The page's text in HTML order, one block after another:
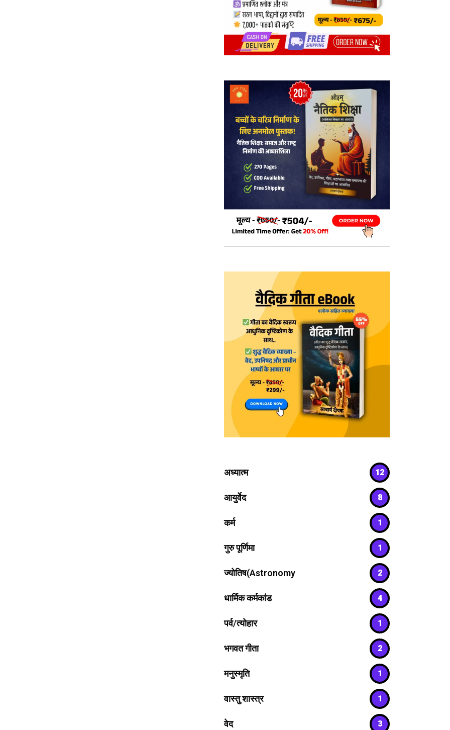
अध्यात्म 12
आयुर्वेद 8
कर्म 1
गुरु पूर्णिमा 1
ज्योतिष(Astronomy 2
धार्मिक कर्मकांड 4
पर्व/त्योहार 1
भगवत गीता 2
मनुस्मृति 1
वास्तु शास्त्र 1
वेद 3